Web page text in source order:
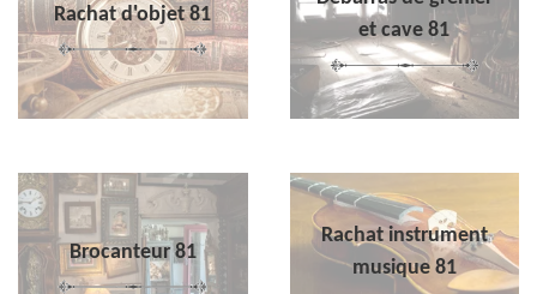
Rachat d'objet 81
et cave 81
Brocanteur 81
Rachat instrument
musique 81